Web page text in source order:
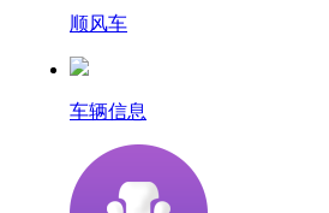
顺风车
车辆信息